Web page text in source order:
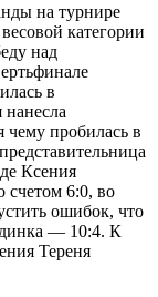
на турнире
категории
над
в
чему пробилась в
Ксения
счетом 6:0, во
ошибок, что
— 10:4. К
Тереня